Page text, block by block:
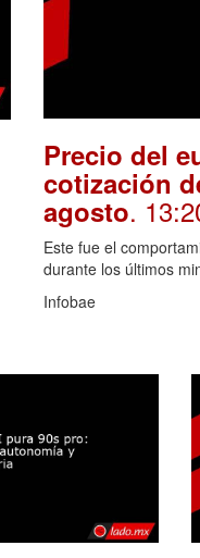
Precio del
cotización
agosto.
Este fue el
durante los últimos
Infobae